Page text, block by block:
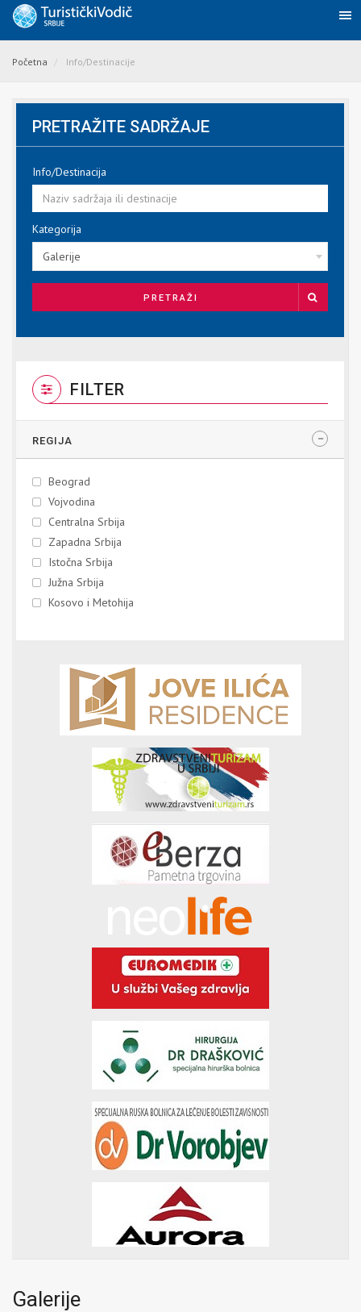
Početna Info/Destinacije
PRETRAŽITE SADRŽAJE
Info/Destinacija
Kategorija
Galerije
PRETRAŽI
FILTER
REGIJA
Beograd
Vojvodina
Centralna Srbija
Zapadna Srbija
Istočna Srbija
Južna Srbija
Kosovo i Metohija
Galerije